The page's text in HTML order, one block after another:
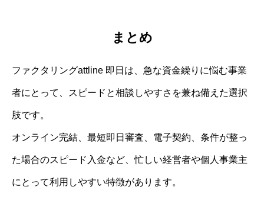
まとめ
ファクタリングattline 即日は、急な資金繰りに悩む事業
者にとって、スピードと相談しやすさを兼ね備えた選択
肢です。
オンライン完結、最短即日審査、電子契約、条件が整っ
た場合のスピード入金など、忙しい経営者や個人事業主
にとって利用しやすい特徴があります。